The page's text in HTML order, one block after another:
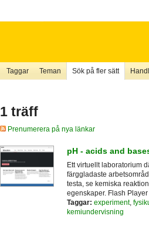
Taggar Teman Sök på fler sätt
1 träff
Prenumerera på nya länkar
pH - acids and
Ett virtuellt laboratorium
färggladaste
testa, se kemiska
egenskaper. Flash
Taggar: experiment,
kemiundervisning